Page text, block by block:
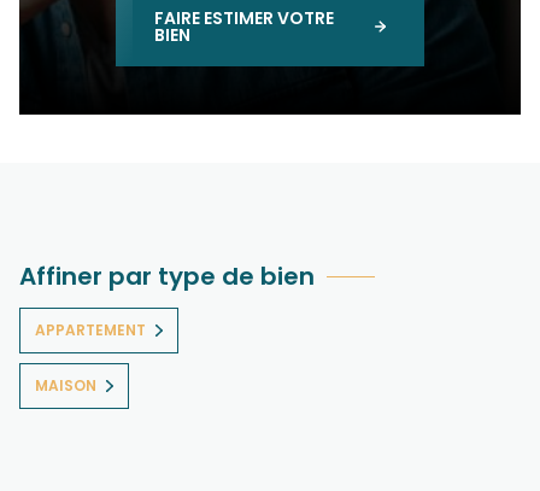
FAIRE ESTIMER VOTRE
BIEN
Affiner par type de bien
APPARTEMENT
MAISON